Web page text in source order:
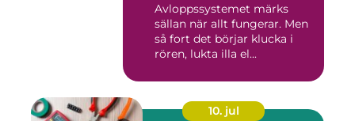
Avloppssystemet märks
sällan när allt fungerar. Men
så fort det börjar klucka i
rören, lukta illa el...
10. jul